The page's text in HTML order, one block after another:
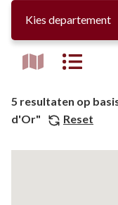
Kies departement
5 resultaten op
d'Or"
Reset